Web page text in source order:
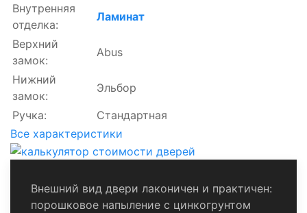
Внутренняя
отделка:
Ламинат
Верхний
замок:
Abus
Нижний
замок:
Эльбор
Ручка:
Стандартная
Все характеристики
Внешний вид двери лаконичен и практичен:
порошковое напыление с цинкогрунтом